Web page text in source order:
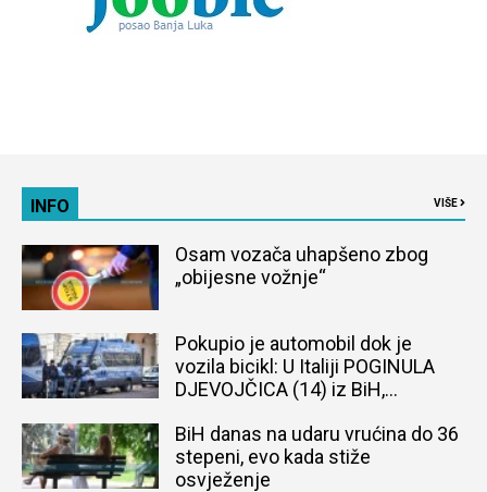
INFO VIŠE
Osam vozača uhapšeno zbog
„obijesne vožnje“
Pokupio je automobil dok je
vozila bicikl: U Italiji POGINULA
DJEVOJČICA (14) iz BiH,
BiH danas na udaru vrućina do 36
stepeni, evo kada stiže
osvježenje